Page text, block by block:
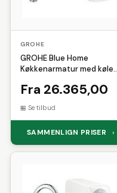
GROHE
GROHE Blue Home
Køkkenarmatur med køler
Supersteel
Fra 26.365,00
Se tilbud
SAMMENLIGN PRISER ›